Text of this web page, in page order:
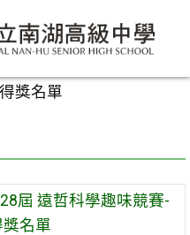
獎名單
屆 遠哲科學趣味競賽-
名單